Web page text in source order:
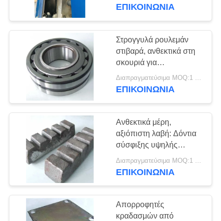
ΕΡΓΟΣΤΑΣΊΩΝ
ΠΟΙΟΤΙΚΌΣ
ΈΛΕΓΧΟΣ
ΕΛΆΤΕ
ΣΕ
ΕΠΑΦΉ
ΕΙΔΉΣΕΙΣ
ΠΕΡΙΠΤΏΣΕΙΣ
οδήγησης
Ηλεκτρικό σφυρί
δονητή
Δευτερεύων οδηγός
σωρών πιασιμάτων
καουτσούκ υψηλής
ΕΠΙΚΟΙΝΩΝΙΑ
Στρογγυλά ρουλεμάν
στιβαρά, ανθεκτικά στη
σκουριά για
απαιτητικούς οδηγούς
πασσάλων
Διαπραγματεύσιμα MOQ:1 ομάδα
ΕΠΙΚΟΙΝΩΝΙΑ
Ανθεκτικά μέρη,
αξιόπιστη λαβή: Δόντια
σύσφιξης υψηλής
ποιότητας για οδηγούς
πασσάλων
ΕΠΙΚΟΙΝΩΝΙΑ
Απορροφητές
κραδασμών από